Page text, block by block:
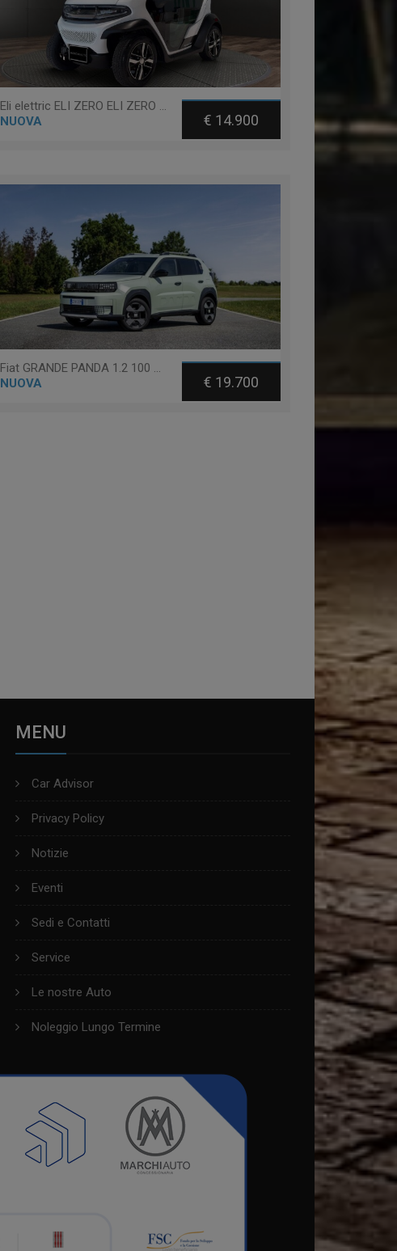
Eli elettric ELI ZERO ELI ZERO PLUS + TABLET - 14 ANNI
NUOVA
€ 14.900
Fiat GRANDE PANDA 1.2 100 CV S&S LA PRIMA
NUOVA
€ 19.700
MENU
Car Advisor
Privacy Policy
Notizie
Eventi
Sedi e Contatti
Service
Le nostre Auto
Noleggio Lungo Termine